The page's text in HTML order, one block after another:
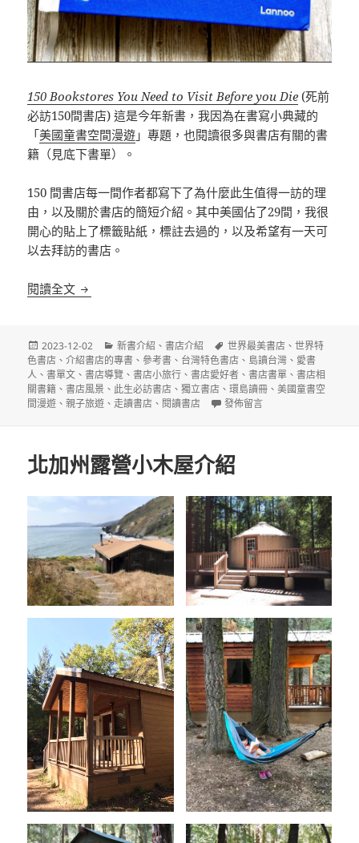
150 Bookstores You Need to Visit Before you Die (死前
必訪150間書店) 這是今年新書，我因為在書寫小典藏的
「美國童書空間漫遊 」專題，也閱讀很多與書店有關的書
籍（見底下書單）。
150 間書店每一間作者都寫下了為什麼此生值得一訪的理
由，以及關於書店的簡短介紹。其中美國佔了29間，我很
開心的貼上了標籤貼紙，標註去過的，以及希望有一天可
以去拜訪的書店。
閱讀全文 此生必訪150間書店
發
佈
日
期:
2023-12-02
分
類
新書介紹 、書店介紹
標
籤
世界最美書店 、世界特
色書店 、介紹書店的專書 、參考書 、 台灣特色書店 、 島讀台灣 、 愛書
人 、書單文 、書店導覽 、書店小旅行 、書店愛好者 、書店書單 、書店相
關書籍 、書店風景 、 此生必訪書店 、獨立書店 、環島讀冊 、美國童書空
間漫遊 、親子旅遊 、走讀書店 、 閱讀書店 在〈此生必訪150間書店〉
發佈留言
北加州露營小木屋介紹